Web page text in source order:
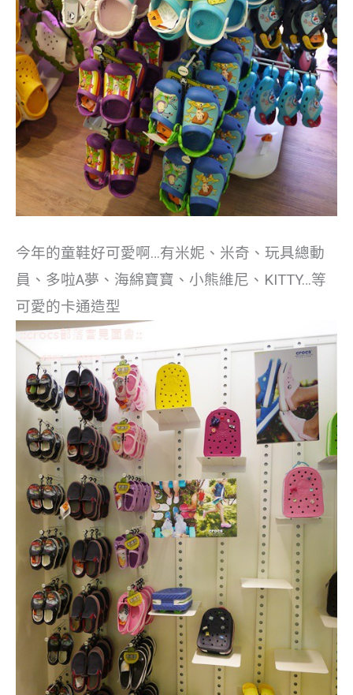
今年的童鞋好可愛啊…有米妮、米奇、玩具總動
員、多啦A夢、海綿寶寶、小熊維尼、KITTY…等
可愛的卡通造型